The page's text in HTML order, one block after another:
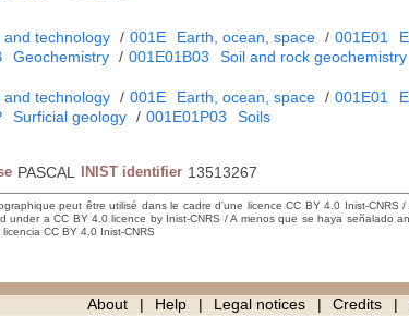
and technology / 001E Earth, ocean, space / 001E01
Geochemistry / 001E01B03 Soil and rock geochemistry
and technology / 001E Earth, ocean, space / 001E01
Surficial geology / 001E01P03 Soils
PASCAL INIST identifier 13513267
peut être utilisé dans le cadre d’une licence CC BY 4.0 Inist-CNRS /
a CC BY 4.0 licence by Inist-CNRS / A menos que se haya señalado
CC BY 4.0 Inist-CNRS
About Help Legal notices Credits